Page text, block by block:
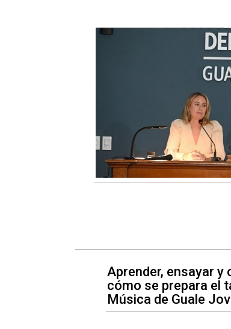
Aprender, ensayar y
cómo se prepara el
Música de Guale